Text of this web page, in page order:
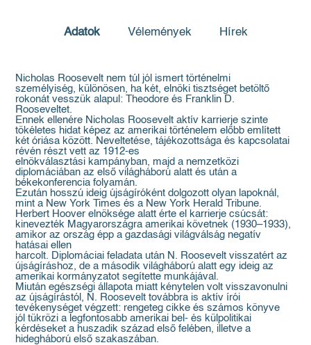
Adatok Vélemények Hírek
Nicholas Roosevelt nem túl jól ismert történelmi
személyiség, különösen, ha két, elnöki tisztséget betöltő
rokonát vesszük alapul: Theodore és Franklin D.
Rooseveltet.
Ennek ellenére Nicholas Roosevelt aktív karrierje szinte
tökéletes hidat képez az amerikai történelem előbb említett
két óriása között. Neveltetése, tájékozottsága és kapcsolatai
révén részt vett az 1912-es
elnökválasztási kampányban, majd a nemzetközi
diplomáciában az első világháború alatt és után a
békekonferencia folyamán.
Ezután hosszú ideig újságíróként dolgozott olyan lapoknál,
mint a New York Times és a New York Herald Tribune.
Herbert Hoover elnöksége alatt érte el karrierje csúcsát:
kinevezték Magyarországra amerikai követnek (1930–1933),
amikor az ország épp a gazdasági világválság negatív
hatásai ellen
harcolt. Diplomáciai feladata után N. Roosevelt visszatért az
újságíráshoz, de a második világháború alatt egy ideig az
amerikai kormányzatot segítette munkájával.
Miután egészségi állapota miatt kénytelen volt visszavonulni
az újságírástól, N. Roosevelt továbbra is aktív írói
tevékenységet végzett: rengeteg cikke és számos könyve
jól tükrözi a legfontosabb amerikai bel- és külpolitikai
kérdéseket a huszadik század első felében, illetve a
hidegháború első szakaszában.